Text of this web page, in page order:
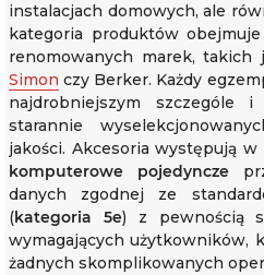
instalacjach domowych, ale
kategoria produktów
renomowanych marek, takich
Simon czy Berker. Każdy
najdrobniejszym szczególe
starannie
jakości. Akcesoria występują
komputerowe pojedyncze
danych zgodnej ze
(kategoria 5e) z pewnością
wymagających użytkowników,
żadnych skomplikowanych